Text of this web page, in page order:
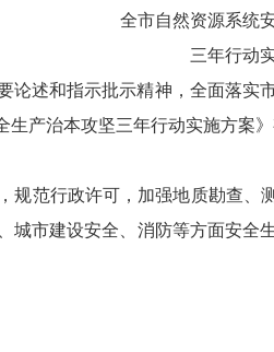
全市自然资源系统
三年行动
论述和指示批示精神，全面落
生产治本攻坚三年行动实施方案
规范行政许可，加强地质勘查
市建设安全、消防等方面安全